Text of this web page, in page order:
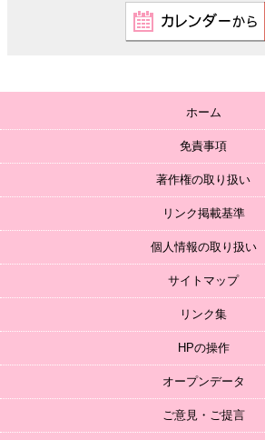
ホーム
免責事項
著作権の取り扱い
リンク掲載基準
個人情報の取り扱い
サイトマップ
リンク集
HPの操作
オープンデータ
ご意見・ご提言